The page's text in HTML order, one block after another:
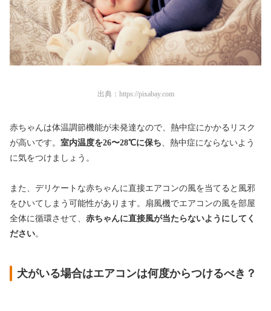
出典： https://pixabay.com
赤ちゃんは体温調節機能が未発達なので、熱中症にかかるリスク
が高いです。 室内温度を26〜28℃に保ち 、熱中症にならないよう
に気をつけましょう。
また、デリケートな赤ちゃんに直接エアコンの風を当てると風邪
をひいてしまう可能性があります。扇風機でエアコンの風を部屋
全体に循環させて、 赤ちゃんに直接風が当たらないようにしてく
ださい。
犬がいる場合はエアコンは何度からつけるべき？